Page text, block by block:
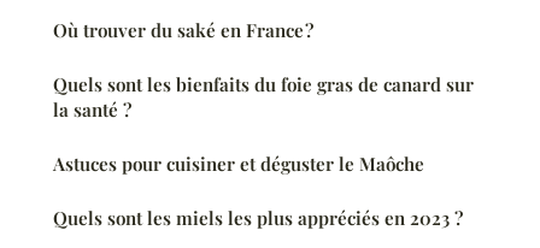
Où trouver du saké en France ?
Quels sont les bienfaits du foie gras de canard sur
la santé ?
Astuces pour cuisiner et déguster le Maôche
Quels sont les miels les plus appréciés en 2023 ?